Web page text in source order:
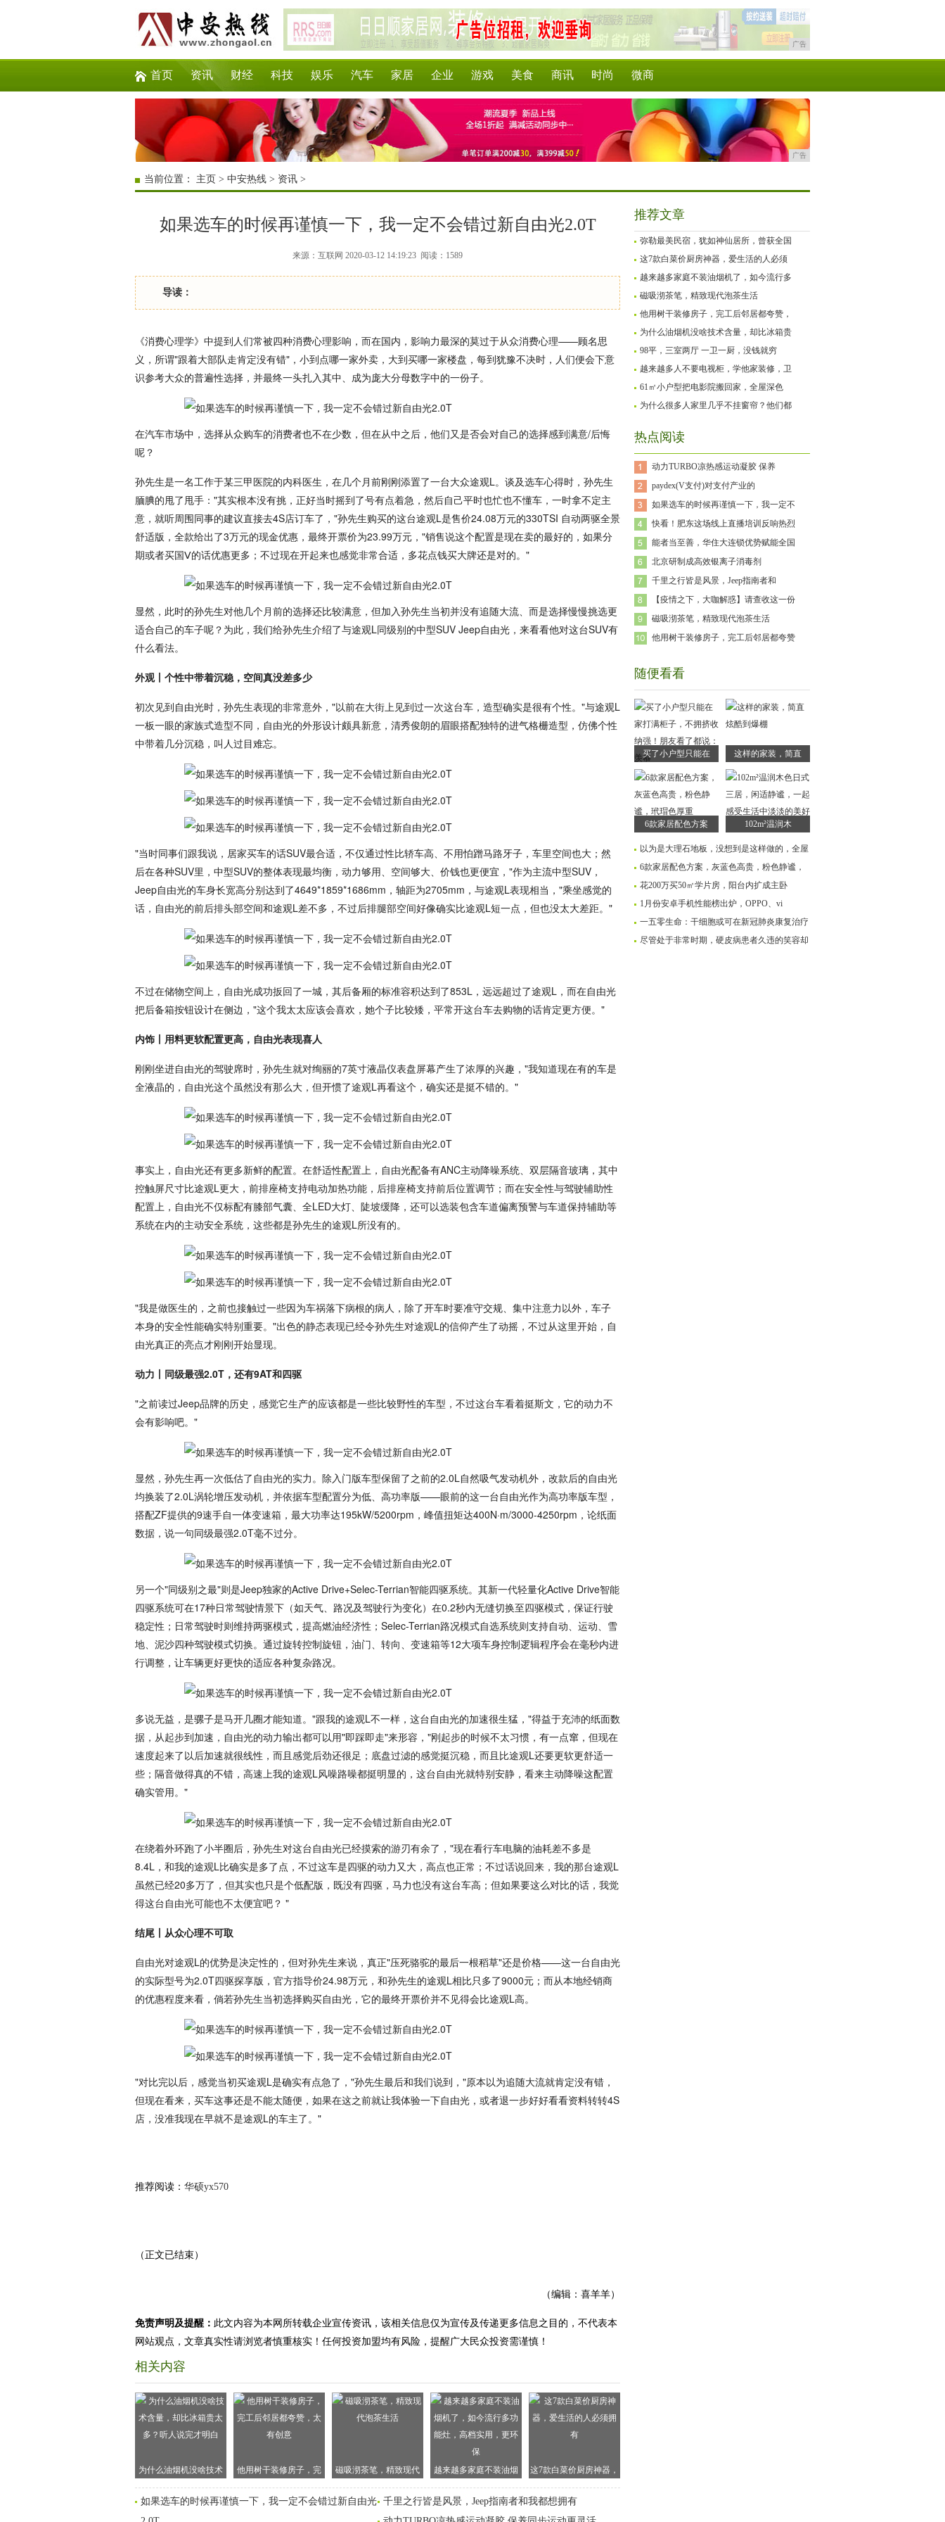
广告
首页 资讯 财经 科技 娱乐 汽车 家居 企业 游戏 美食 商讯 时尚 微商
广告
当前位置： 主页 > 中安热线 > 资讯 >
如果选车的时候再谨慎一下，我一定不会错过新自由光2.0T
来源：互联网 2020-03-12 14:19:23 阅读：1589
导读：
《消费心理学》中提到人们常被四种消费心理影响，而在国内，影响力最深的莫过于从众消费心理——顾名思
义，所谓"跟着大部队走肯定没有错"，小到点哪一家外卖，大到买哪一家楼盘，每到犹豫不决时，人们便会下意
识参考大众的普遍性选择，并最终一头扎入其中、成为庞大分母数字中的一份子。
在汽车市场中，选择从众购车的消费者也不在少数，但在从中之后，他们又是否会对自己的选择感到满意/后悔
呢？
孙先生是一名工作于某三甲医院的内科医生，在几个月前刚刚添置了一台大众途观L。谈及选车心得时，孙先生
腼腆的甩了甩手："其实根本没有挑，正好当时摇到了号有点着急，然后自己平时也忙也不懂车，一时拿不定主
意，就听周围同事的建议直接去4S店订车了，"孙先生购买的这台途观L是售价24.08万元的330TSI 自动两驱全景
舒适版，全款给出了3万元的现金优惠，最终开票价为23.99万元，"销售说这个配置是现在卖的最好的，如果分
期或者买国Ⅴ的话优惠更多；不过现在开起来也感觉非常合适，多花点钱买大牌还是对的。"
显然，此时的孙先生对他几个月前的选择还比较满意，但加入孙先生当初并没有追随大流、而是选择慢慢挑选更
适合自己的车子呢？为此，我们给孙先生介绍了与途观L同级别的中型SUV Jeep自由光，来看看他对这台SUV有
什么看法。
外观丨个性中带着沉稳，空间真没差多少
初次见到自由光时，孙先生表现的非常意外，"以前在大街上见到过一次这台车，造型确实是很有个性。"与途观L
一板一眼的家族式造型不同，自由光的外形设计颇具新意，清秀俊朗的眉眼搭配独特的进气格栅造型，仿佛个性
中带着几分沉稳，叫人过目难忘。
"当时同事们跟我说，居家买车的话SUV最合适，不仅通过性比轿车高、不用怕蹭马路牙子，车里空间也大；然
后在各种SUV里，中型SUV的整体表现最均衡，动力够用、空间够大、价钱也更便宜，"作为主流中型SUV，
Jeep自由光的车身长宽高分别达到了4649*1859*1686mm，轴距为2705mm，与途观L表现相当，"乘坐感觉的
话，自由光的前后排头部空间和途观L差不多，不过后排腿部空间好像确实比途观L短一点，但也没太大差距。"
不过在储物空间上，自由光成功扳回了一城，其后备厢的标准容积达到了853L，远远超过了途观L，而在自由光
把后备箱按钮设计在侧边，"这个我太太应该会喜欢，她个子比较矮，平常开这台车去购物的话肯定更方便。"
内饰丨用料更软配置更高，自由光表现喜人
刚刚坐进自由光的驾驶席时，孙先生就对绚丽的7英寸液晶仪表盘屏幕产生了浓厚的兴趣，"我知道现在有的车是
全液晶的，自由光这个虽然没有那么大，但开惯了途观L再看这个，确实还是挺不错的。"
事实上，自由光还有更多新鲜的配置。在舒适性配置上，自由光配备有ANC主动降噪系统、双层隔音玻璃，其中
控触屏尺寸比途观L更大，前排座椅支持电动加热功能，后排座椅支持前后位置调节；而在安全性与驾驶辅助性
配置上，自由光不仅标配有膝部气囊、全LED大灯、陡坡缓降，还可以选装包含车道偏离预警与车道保持辅助等
系统在内的主动安全系统，这些都是孙先生的途观L所没有的。
"我是做医生的，之前也接触过一些因为车祸落下病根的病人，除了开车时要准守交规、集中注意力以外，车子
本身的安全性能确实特别重要。"出色的静态表现已经令孙先生对途观L的信仰产生了动摇，不过从这里开始，自
由光真正的亮点才刚刚开始显现。
动力丨同级最强2.0T，还有9AT和四驱
"之前读过Jeep品牌的历史，感觉它生产的应该都是一些比较野性的车型，不过这台车看着挺斯文，它的动力不
会有影响吧。"
显然，孙先生再一次低估了自由光的实力。除入门版车型保留了之前的2.0L自然吸气发动机外，改款后的自由光
均换装了2.0L涡轮增压发动机，并依据车型配置分为低、高功率版——眼前的这一台自由光作为高功率版车型，
搭配ZF提供的9速手自一体变速箱，最大功率达195kW/5200rpm，峰值扭矩达400N·m/3000-4250rpm，论纸面
数据，说一句同级最强2.0T毫不过分。
另一个"同级别之最"则是Jeep独家的Active Drive+Selec-Terrian智能四驱系统。其新一代轻量化Active Drive智能
四驱系统可在17种日常驾驶情景下（如天气、路况及驾驶行为变化）在0.2秒内无缝切换至四驱模式，保证行驶
稳定性；日常驾驶时则维持两驱模式，提高燃油经济性；Selec-Terrian路况模式自选系统则支持自动、运动、雪
地、泥沙四种驾驶模式切换。通过旋转控制旋钮，油门、转向、变速箱等12大项车身控制逻辑程序会在毫秒内进
行调整，让车辆更好更快的适应各种复杂路况。
多说无益，是骡子是马开几圈才能知道。"跟我的途观L不一样，这台自由光的加速很生猛，"得益于充沛的纸面数
据，从起步到加速，自由光的动力输出都可以用"即踩即走"来形容，"刚起步的时候不太习惯，有一点窜，但现在
速度起来了以后加速就很线性，而且感觉后劲还很足；底盘过滤的感觉挺沉稳，而且比途观L还要更软更舒适一
些；隔音做得真的不错，高速上我的途观L风噪路噪都挺明显的，这台自由光就特别安静，看来主动降噪这配置
确实管用。"
在绕着外环跑了小半圈后，孙先生对这台自由光已经摸索的游刃有余了，"现在看行车电脑的油耗差不多是
8.4L，和我的途观L比确实是多了点，不过这车是四驱的动力又大，高点也正常；不过话说回来，我的那台途观L
虽然已经20多万了，但其实也只是个低配版，既没有四驱，马力也没有这台车高；但如果要这么对比的话，我觉
得这台自由光可能也不太便宜吧？ "
结尾丨从众心理不可取
自由光对途观L的优势是决定性的，但对孙先生来说，真正"压死骆驼的最后一根稻草"还是价格——这一台自由光
的实际型号为2.0T四驱探享版，官方指导价24.98万元，和孙先生的途观L相比只多了9000元；而从本地经销商
的优惠程度来看，倘若孙先生当初选择购买自由光，它的最终开票价并不见得会比途观L高。
"对比完以后，感觉当初买途观L是确实有点急了，"孙先生最后和我们说到，"原本以为追随大流就肯定没有错，
但现在看来，买车这事还是不能太随便，如果在这之前就让我体验一下自由光，或者退一步好好看看资料转转4S
店，没准我现在早就不是途观L的车主了。"
推荐阅读： 华硕yx570
（正文已结束）
（编辑：喜羊羊）
免责声明及提醒： 此文内容为本网所转载企业宣传资讯，该相关信息仅为宣传及传递更多信息之目的，不代表本
网站观点，文章真实性请浏览者慎重核实！任何投资加盟均有风险，提醒广大民众投资需谨慎！
相关内容
为什么油烟机没啥技术
含量，却比冰箱贵太
多？听人说完才明白
他用树干装修房子，完
工后邻居都夸赞，太有
创意
磁吸沏茶笔，精致现代
泡茶生活
越来越多家庭不装油烟
机了，如今流行多功能
灶，高档实用，更环保
这7款白菜价厨房神器，
爱生活的人必须拥有
如果选车的时候再谨慎一下，我一定不会错过新自由光 千里之行皆是风景，Jeep指南者和我都想拥有
推荐文章
弥勒最美民宿，犹如神仙居所，曾获全国
这7款白菜价厨房神器，爱生活的人必须
越来越多家庭不装油烟机了，如今流行多
磁吸沏茶笔，精致现代泡茶生活
他用树干装修房子，完工后邻居都夸赞，
为什么油烟机没啥技术含量，却比冰箱贵
98平，三室两厅 一卫一厨，没钱就穷
越来越多人不要电视柜，学他家装修，卫
61㎡小户型把电影院搬回家，全屋深色
为什么很多人家里几乎不挂窗帘？他们都
热点阅读
动力TURBO凉热感运动凝胶 保养
paydex(V支付)对支付产业的
如果选车的时候再谨慎一下，我一定不
快看！肥东这场线上直播培训反响热烈
能者当至善，华住大连锁优势赋能全国
北京研制成高效银离子消毒剂
千里之行皆是风景，Jeep指南者和
【疫情之下，大咖解惑】请查收这一份
磁吸沏茶笔，精致现代泡茶生活
他用树干装修房子，完工后邻居都夸赞
随便看看
买了小户型只能在 这样的家装，简直
6款家居配色方案 102m²温润木
以为是大理石地板，没想到是这样做的，全屋
6款家居配色方案，灰蓝色高贵，粉色静谧，
花200万买50㎡学片房，阳台内扩成主卧
1月份安卓手机性能榜出炉，OPPO、vi
一五零生命：干细胞或可在新冠肺炎康复治疗
尽管处于非常时期，硬皮病患者久违的笑容却